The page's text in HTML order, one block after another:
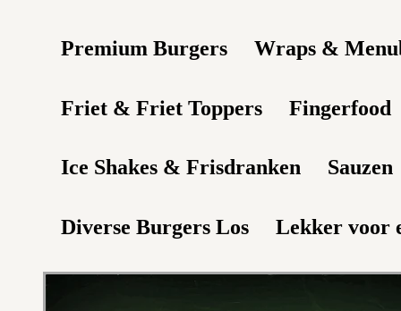
Premium Burgers Wraps &
Friet & Friet Toppers Fingerfood
Ice Shakes & Frisdranken Sauzen
Diverse Burgers Los Lekker voor